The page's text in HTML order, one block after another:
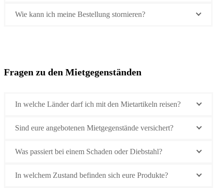
Wie kann ich meine Bestellung stornieren?
Fragen zu den Mietgegenständen
In welche Länder darf ich mit den Mietartikeln reisen?
Sind eure angebotenen Mietgegenstände versichert?
Was passiert bei einem Schaden oder Diebstahl?
In welchem Zustand befinden sich eure Produkte?